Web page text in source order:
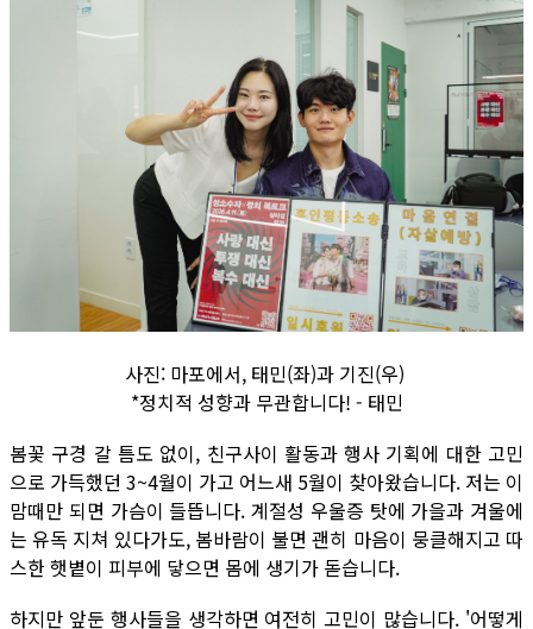
사진: 마포에서, 태민(좌)과 기진(우)
*정치적 성향과 무관합니다! - 태민
봄꽃 구경 갈 틈도 없이, 친구사이 활동과 행사 기획에 대한 고민
으로 가득했던 3~4월이 가고 어느새 5월이 찾아왔습니다. 저는 이
맘때만 되면 가슴이 들뜹니다. 계절성 우울증 탓에 가을과 겨울에
는 유독 지쳐 있다가도, 봄바람이 불면 괜히 마음이 뭉클해지고 따
스한 햇볕이 피부에 닿으면 몸에 생기가 돋습니다.
하지만 앞둔 행사들을 생각하면 여전히 고민이 많습니다. '어떻게